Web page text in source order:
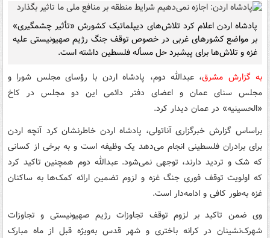
پادشاه اردن اعلام کرد تلاش‌های دیپلماتیک کشورش «تأثیر چشمگیری»
بر مواضع کشورهای غربی در خصوص توقف جنگ رژیم صهیونیستی علیه
غزه و تلاش‌ها برای پیشبرد حل مسأله فلسطین داشته است.
به گزارش مشرق، عبدالله دوم، پادشاه اردن با رؤسای مجلس شورا و
مجلس سنای عمان و اعضای دفتر دائمی این دو مجلس در کاخ
«الحسینیه» در عمان دیدار کرد.
براساس گزارش خبرگزاری آناتولی، پادشاه اردن خاطرنشان کرد آنچه اردن
برای برادران فلسطینی انجام می‌دهد یک وظیفه است و به برخی از کسانی
که شک و تردید دارند، توجهی نمی‌شود. عبدالله دوم همچنین تاکید کرد
که اولویت توقف فوری جنگ غزه و لزوم تضمین ارائه کمک‌ها به ساکنان
غزه به‌طور کافی و ادامه‌دار است.
وی ضمن تاکید بر لزوم توقف تجاوزات رژیم صهیونیستی و تجاوزات
شهرک‌نشینان در کرانه باختری و شهر قدس به‌ویژه قبل از ماه مبارک